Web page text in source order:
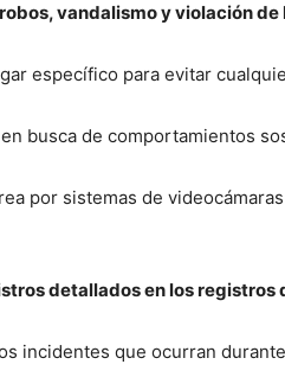
vandalismo y violación
específico para evitar
busca de comportamientos
por sistemas de
detallados en los registros
incidentes que ocurran